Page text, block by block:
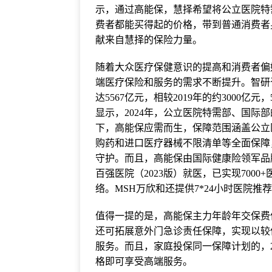
示，通过高能保，慧择希望将公立医院
费者都能买得起的价格，带到普通消费
献来自慧择的保险力量。
随着大众医疗保健意识的提高和消费者
端医疗保险和服务的需求不断提升。智
达5567亿元，相较2019年的约3000亿元
显示，2024年，公立医院特需部、国际
下，高能保应需而生，保障范围涵盖公
购药和进口医疗器械不限清单等全面保
守护。而且，高能保由国际健康险领军
百强医院（2023版）就医，已实现
络。MSH万欣和还提供7*24小时医院推
值得一提的是，高能保主力年龄年交保
还可拓展意外门急诊责任保障，实现以
服务。而且，家庭投保同一保障计划的
格即可享受高端服务。